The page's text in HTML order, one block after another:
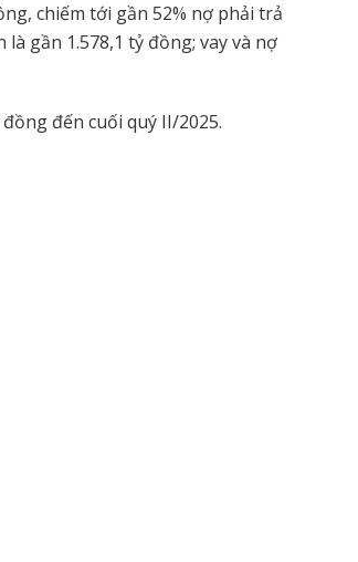
chiếm tới gần 52% nợ phải trả
gần 1.578,1 tỷ đồng; vay và nợ
đến cuối quý II/2025.